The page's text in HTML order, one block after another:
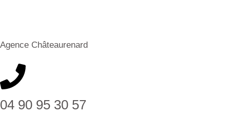
Agence Châteaurenard
04 90 95 30 57